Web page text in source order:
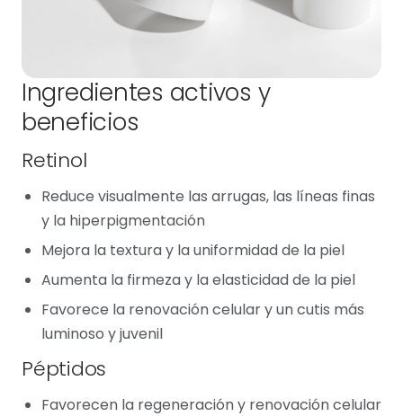
Ingredientes activos y
beneficios
Retinol
Reduce visualmente las arrugas, las líneas finas
y la hiperpigmentación
Mejora la textura y la uniformidad de la piel
Aumenta la firmeza y la elasticidad de la piel
Favorece la renovación celular y un cutis más
luminoso y juvenil
Péptidos
Favorecen la regeneración y renovación celular